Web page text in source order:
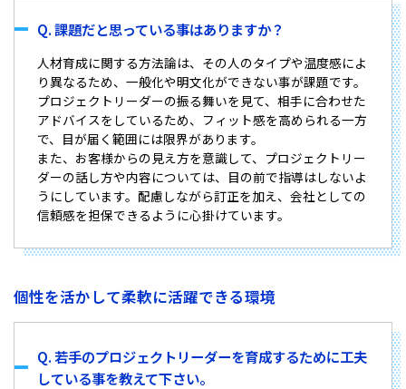
Q. 課題だと思っている事はありますか？
人材育成に関する方法論は、その人のタイプや温度感によ
り異なるため、一般化や明文化ができない事が課題です。
プロジェクトリーダーの振る舞いを見て、相手に合わせた
アドバイスをしているため、フィット感を高められる一方
で、目が届く範囲には限界があります。
また、お客様からの見え方を意識して、プロジェクトリー
ダーの話し方や内容については、目の前で指導はしないよ
うにしています。配慮しながら訂正を加え、会社としての
信頼感を担保できるように心掛けています。
個性を活かして柔軟に活躍できる環境
Q. 若手のプロジェクトリーダーを育成するために工夫
している事を教えて下さい。